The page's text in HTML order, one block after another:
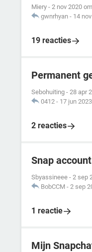
Miery - 2 nov 2020
gwnrhyan - 14
19 reacties
Permanent
Sebohuiting - 28 apr
0412 - 17 jun
2 reacties
Snap
Sbyassineee - 2 sep
BobCCM - 2 sep
1 reactie
Mijn